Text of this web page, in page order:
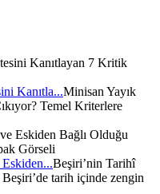
Kanıtla...Minisan Yayık
Temel Kriterlere
Eskiden...Beşiri’nin Tarihî
Beşiri’de tarih içinde zengin